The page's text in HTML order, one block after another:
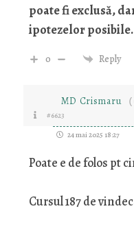
poate fi exclusă,
ipotezelor posibile.
0 Reply
MD Crismaru
#6623
24 mai 2025 18:27
Poate e de folos pt
Cursul 187 de